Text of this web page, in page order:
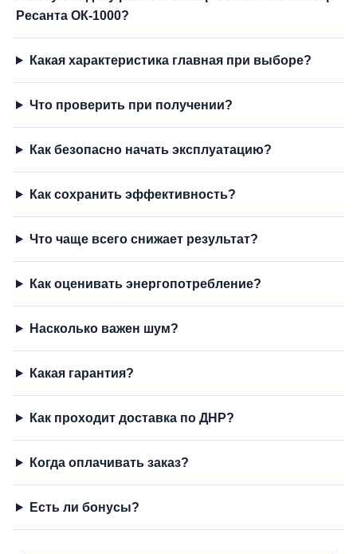
Ресанта ОК-1000?
Какая характеристика главная при выборе?
Что проверить при получении?
Как безопасно начать эксплуатацию?
Как сохранить эффективность?
Что чаще всего снижает результат?
Как оценивать энергопотребление?
Насколько важен шум?
Какая гарантия?
Как проходит доставка по ДНР?
Когда оплачивать заказ?
Есть ли бонусы?